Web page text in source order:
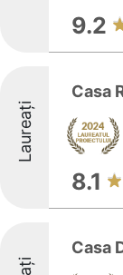
9.2
Laureați
Casa
8.1
Casa